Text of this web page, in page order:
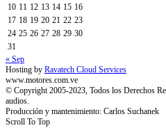
10 11 12 13 14 15 16
17 18 19 20 21 22 23
24 25 26 27 28 29 30
31
« Sep
Hosting by Ravatech Cloud Services
www.motores.com.ve
© Copyright 2005-2023, Todos los Derechos
audios.
Producción y mantenimiento: Carlos Suchanek
Scroll To Top